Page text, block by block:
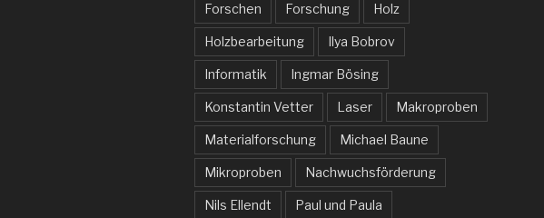
Forschen Forschung Holz
Holzbearbeitung Ilya Bobrov
Informatik Ingmar Bösing
Konstantin Vetter Laser Makroproben
Materialforschung Michael Baune
Mikroproben Nachwuchsförderung
Nils Ellendt Paul und Paula